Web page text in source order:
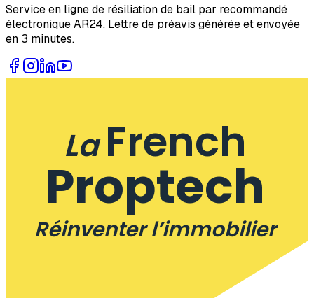
Service en ligne de résiliation de bail par recommandé
électronique AR24. Lettre de préavis générée et envoyée
en 3 minutes.
LaFrench
Proptech
Réinventer l’immobilier